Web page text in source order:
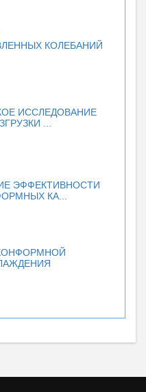
КОЛЕБАНИЙ
ИССЛЕДОВАНИЕ
...
ЭФФЕКТИВНОСТИ
КА...